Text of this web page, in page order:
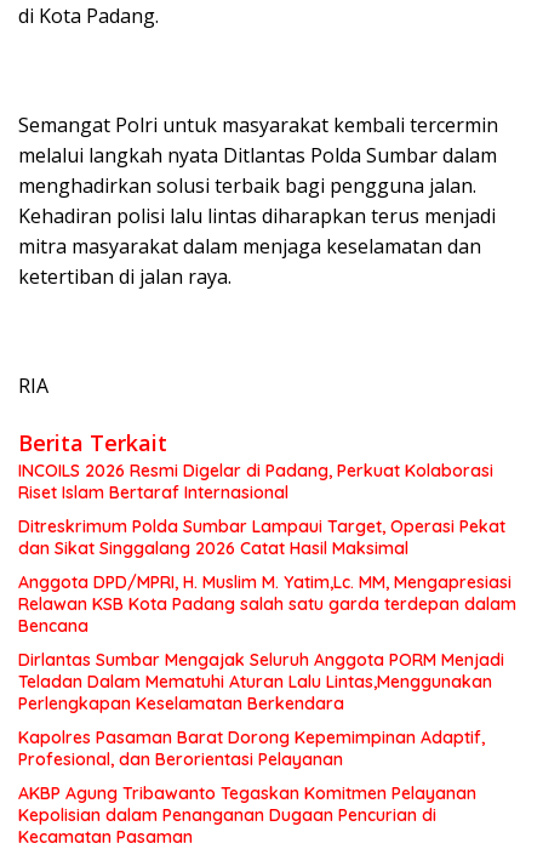
di Kota Padang.
Semangat Polri untuk masyarakat kembali tercermin
melalui langkah nyata Ditlantas Polda Sumbar dalam
menghadirkan solusi terbaik bagi pengguna jalan.
Kehadiran polisi lalu lintas diharapkan terus menjadi
mitra masyarakat dalam menjaga keselamatan dan
ketertiban di jalan raya.
RIA
Berita Terkait
INCOILS 2026 Resmi Digelar di Padang, Perkuat Kolaborasi
Riset Islam Bertaraf Internasional
Ditreskrimum Polda Sumbar Lampaui Target, Operasi Pekat
dan Sikat Singgalang 2026 Catat Hasil Maksimal
Anggota DPD/MPRI, H. Muslim M. Yatim,Lc. MM, Mengapresiasi
Relawan KSB Kota Padang salah satu garda terdepan dalam
Bencana
Dirlantas Sumbar Mengajak Seluruh Anggota PORM Menjadi
Teladan Dalam Mematuhi Aturan Lalu Lintas,Menggunakan
Perlengkapan Keselamatan Berkendara
Kapolres Pasaman Barat Dorong Kepemimpinan Adaptif,
Profesional, dan Berorientasi Pelayanan
AKBP Agung Tribawanto Tegaskan Komitmen Pelayanan
Kepolisian dalam Penanganan Dugaan Pencurian di
Kecamatan Pasaman